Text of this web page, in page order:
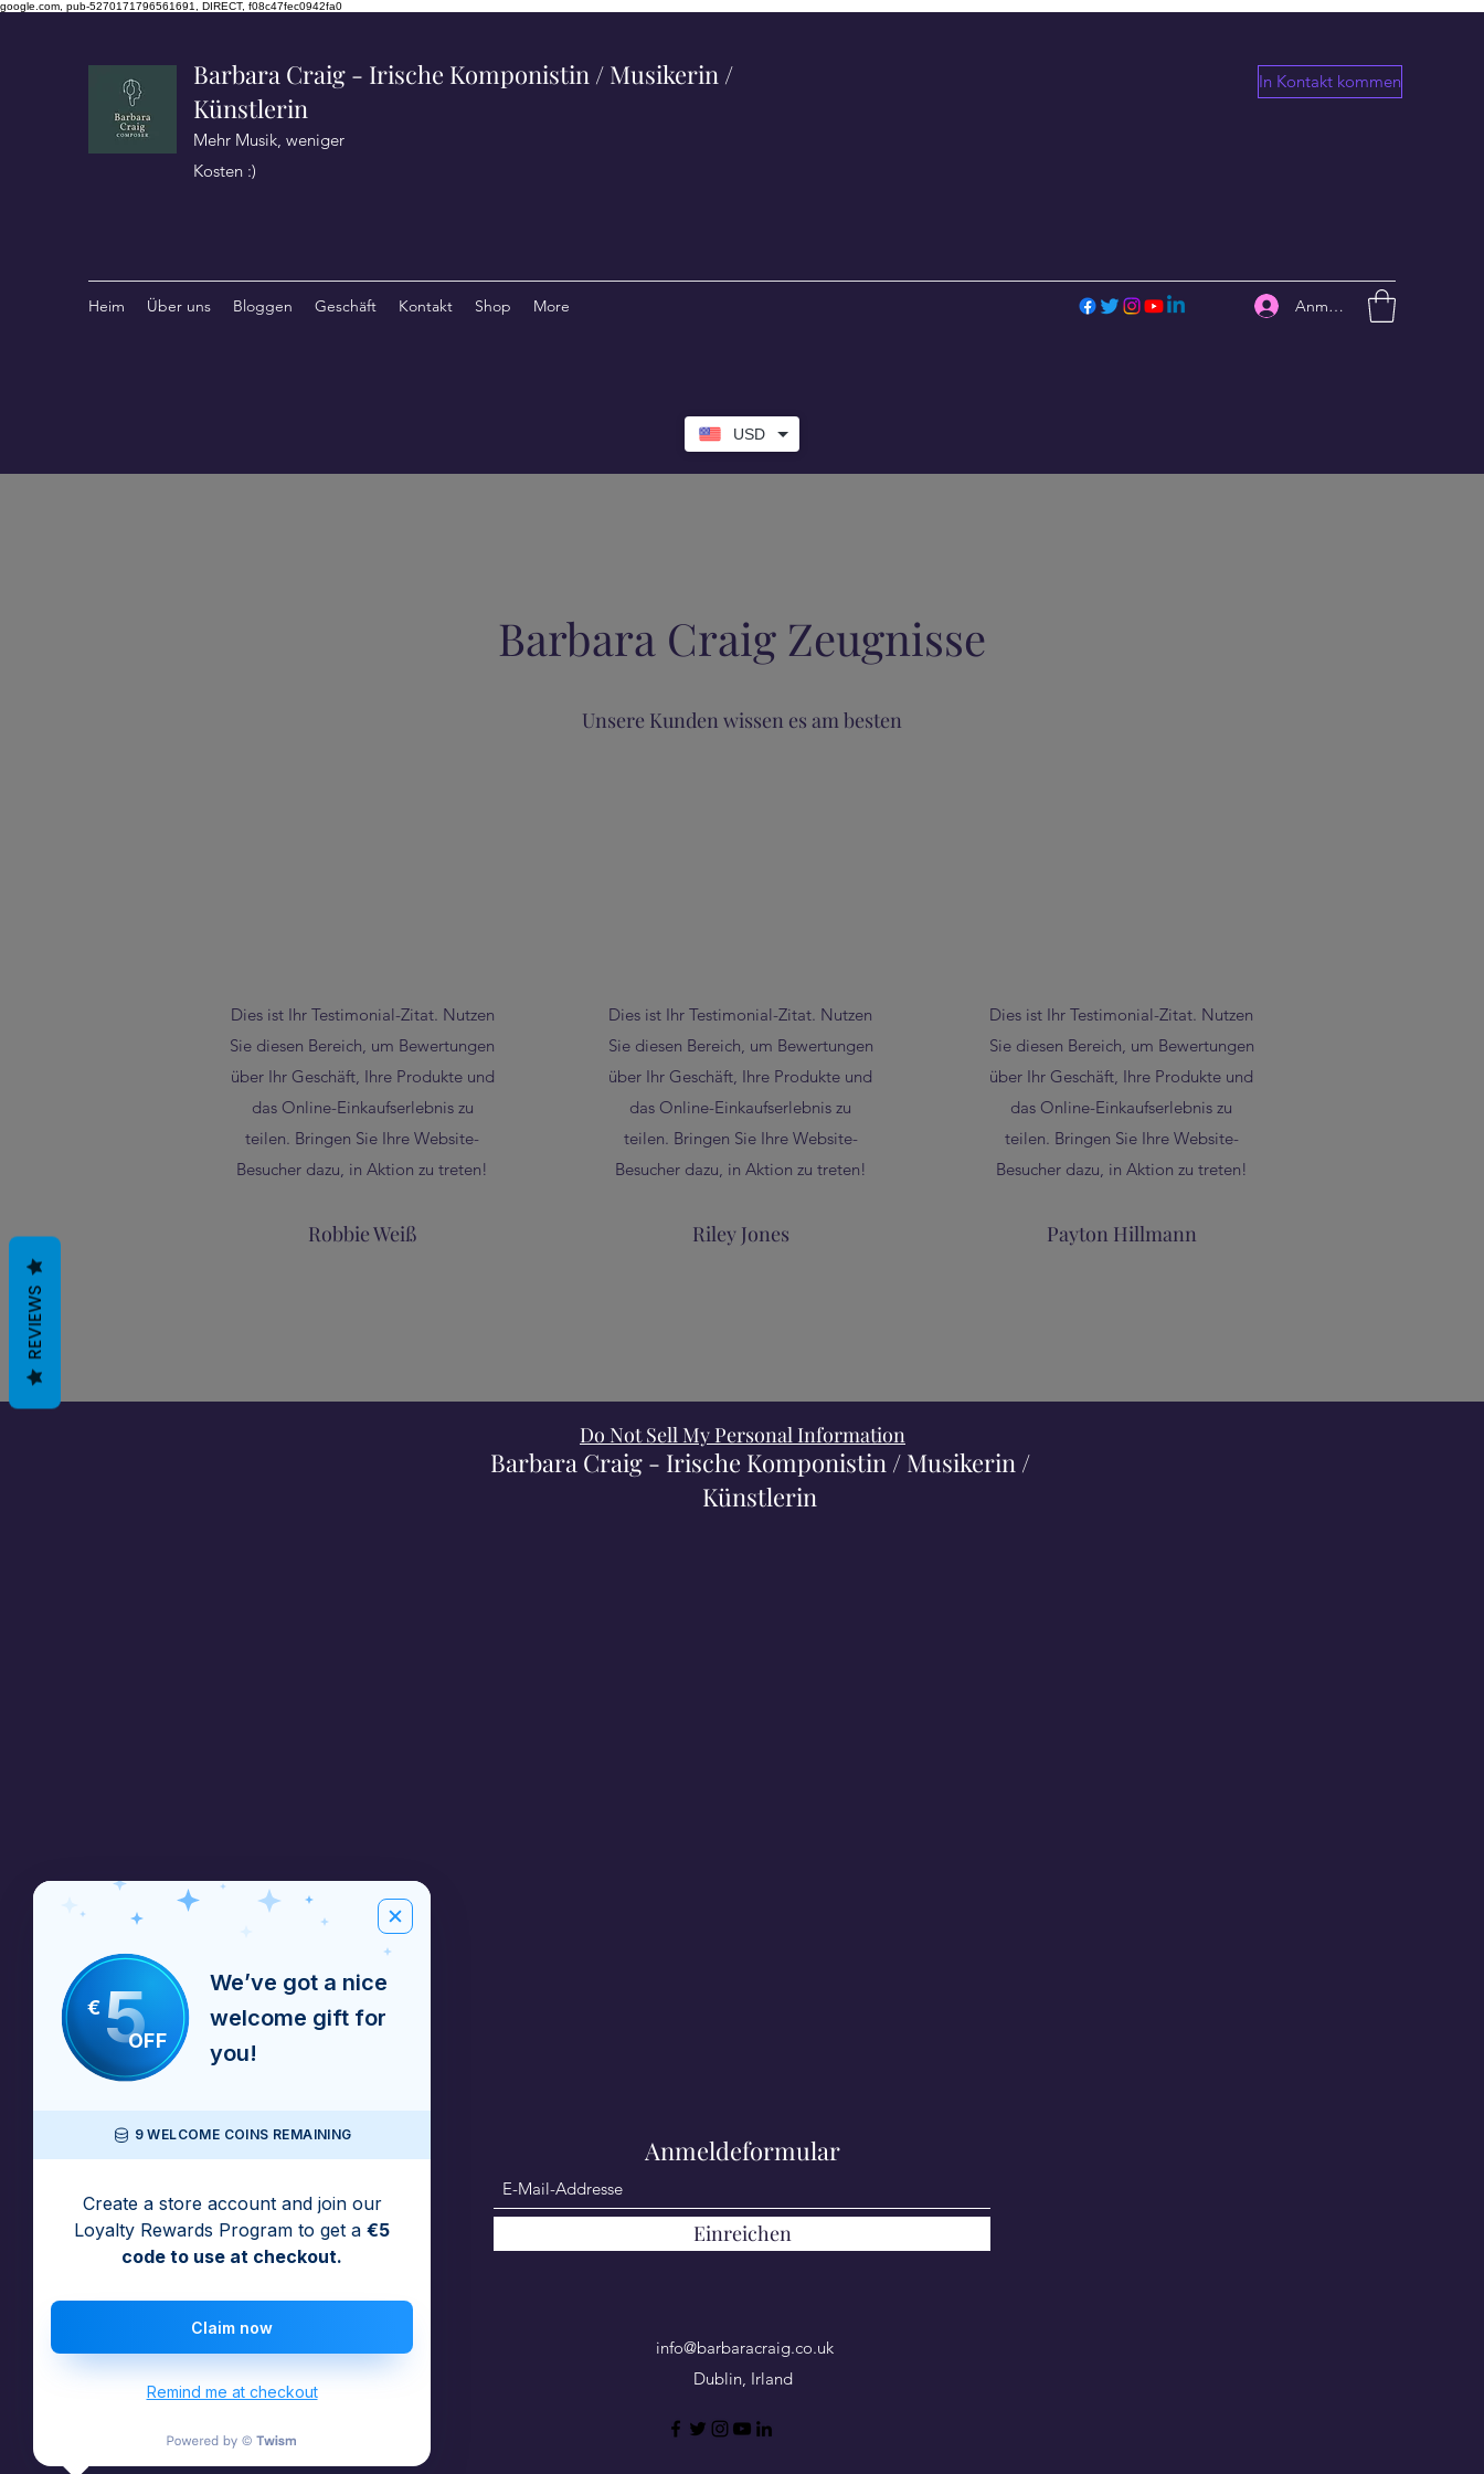
google.com, pub-5270171796561691, DIRECT, f08c47fec0942fa0
USD
Barbara Craig - Irische Komponistin / Musikerin /
Künstlerin
Mehr Musik, weniger
Kosten :)
In Kontakt kommen
Heim Über uns Bloggen Geschäft Kontakt Shop More Anmelden
Barbara Craig Zeugnisse
Unsere Kunden wissen es am besten
Dies ist Ihr Testimonial-Zitat. Nutzen
Sie diesen Bereich, um Bewertungen
über Ihr Geschäft, Ihre Produkte und
das Online-Einkaufserlebnis zu
teilen. Bringen Sie Ihre Website-
Besucher dazu, in Aktion zu treten!
Robbie Weiß
Dies ist Ihr Testimonial-Zitat. Nutzen
Sie diesen Bereich, um Bewertungen
über Ihr Geschäft, Ihre Produkte und
das Online-Einkaufserlebnis zu
teilen. Bringen Sie Ihre Website-
Besucher dazu, in Aktion zu treten!
Riley Jones
Dies ist Ihr Testimonial-Zitat. Nutzen
Sie diesen Bereich, um Bewertungen
über Ihr Geschäft, Ihre Produkte und
das Online-Einkaufserlebnis zu
teilen. Bringen Sie Ihre Website-
Besucher dazu, in Aktion zu treten!
Payton Hillmann
Barbara Craig - Irische Komponistin / Musikerin /
Künstlerin
Do Not Sell My Personal Information
Anmeldeformular
Einreichen
info@barbaracraig.co.uk
Dublin, Irland
€5OFF
We’ve got a nice
welcome gift for
you!
9 WELCOME COINS REMAINING
Create a store account and join our
Loyalty Rewards Program to get a €5
code to use at checkout.
Claim now
Remind me at checkout
REVIEWS